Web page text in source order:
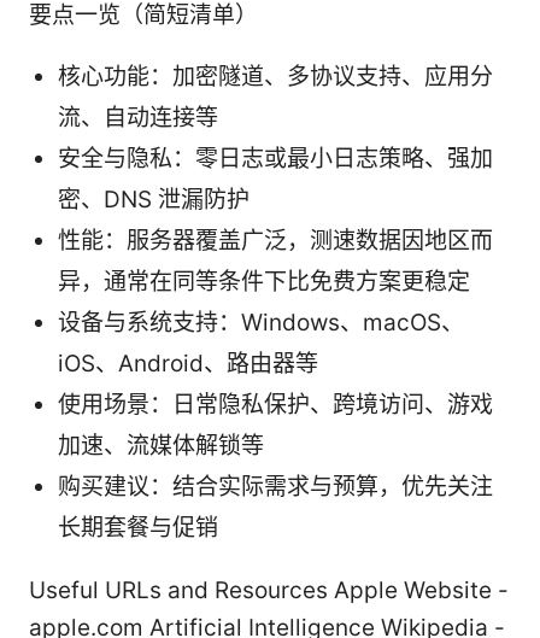
要点一览（简短清单）
核心功能：加密隧道、多协议支持、应用分
流、自动连接等
安全与隐私：零日志或最小日志策略、强加
密、DNS 泄漏防护
性能：服务器覆盖广泛，测速数据因地区而
异，通常在同等条件下比免费方案更稳定
设备与系统支持：Windows、macOS、
iOS、Android、路由器等
使用场景：日常隐私保护、跨境访问、游戏
加速、流媒体解锁等
购买建议：结合实际需求与预算，优先关注
长期套餐与促销
Useful URLs and Resources Apple Website -
apple.com Artificial Intelligence Wikipedia -